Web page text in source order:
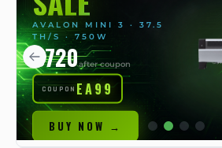
AVALON MINI 3 · 37.5
TH/S · 750W
€720after coupon
COUPON EA99
BUY NOW →